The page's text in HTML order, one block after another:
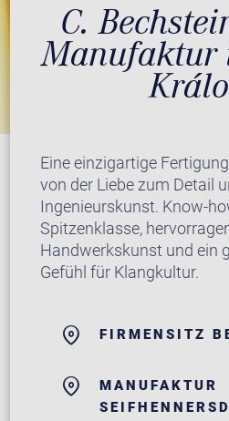
C.
Manufaktur
Eine einzigartige
von der Liebe zum Detail
Ingenieurskunst. Know-
Spitzenklasse,
Handwerkskunst und ein
Gefühl für Klangkultur.
FIRMENSITZ
MANUFAKTUR